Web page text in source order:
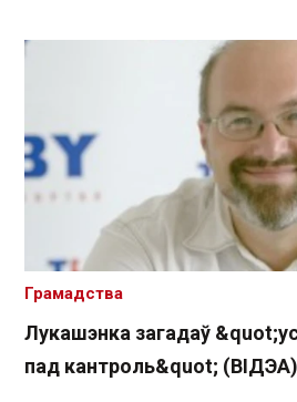
Лукашэнка загадаў
пад кантроль&quot; (ВІДЭА)
Грамадства